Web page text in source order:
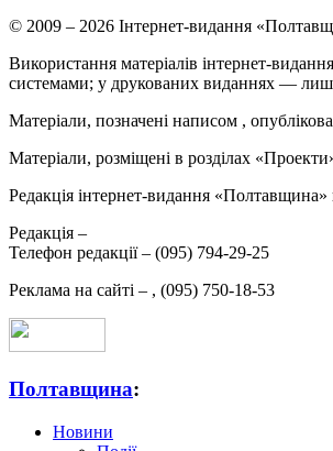
© 2009 – 2026 Інтернет-видання
Використання матеріалів інтернет-
системами; у друкованих виданнях —
Матеріали, позначені написом ,
Матеріали, розміщені в розділах
Редакція інтернет-видання «Полтавщина»
Редакція –
Телефон редакції – (095) 794-29-25
Реклама на сайті – , (095) 750-18-53
Полтавщина:
Новини